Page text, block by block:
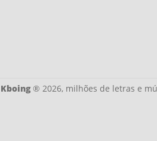
Kboing® 2026, milhões de letras e